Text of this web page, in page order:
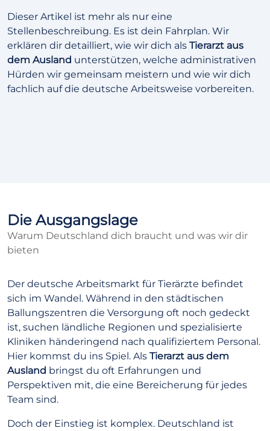
Dieser Artikel ist mehr als nur eine
Stellenbeschreibung. Es ist dein Fahrplan. Wir
erklären dir detailliert, wie wir dich als Tierarzt aus
dem Ausland unterstützen, welche administrativen
Hürden wir gemeinsam meistern und wie wir dich
fachlich auf die deutsche Arbeitsweise vorbereiten.
Die Ausgangslage
Warum Deutschland dich braucht und was wir dir
bieten
Der deutsche Arbeitsmarkt für Tierärzte befindet
sich im Wandel. Während in den städtischen
Ballungszentren die Versorgung oft noch gedeckt
ist, suchen ländliche Regionen und spezialisierte
Kliniken händeringend nach qualifiziertem Personal.
Hier kommst du ins Spiel. Als Tierarzt aus dem
Ausland bringst du oft Erfahrungen und
Perspektiven mit, die eine Bereicherung für jedes
Team sind.
Doch der Einstieg ist komplex. Deutschland ist